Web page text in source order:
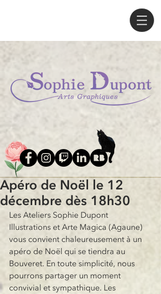
Apéro de Noël le 12
décembre dès 18h30
Les Ateliers Sophie Dupont
Illustrations et Arte Magica (Agaune)
vous convient chaleureusement à un
apéro de Noël qui se tiendra au
Bouveret. En toute simplicité, nous
pourrons partager un moment
convivial et sympathique. Les